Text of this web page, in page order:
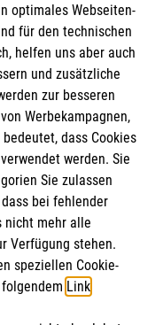
optimales Webseiten-
für den technischen
helfen uns aber auch
und zusätzliche
zur besseren
Werbekampagnen,
dass Cookies
werden. Sie
Sie zulassen
bei fehlender
nicht mehr alle
Verfügung stehen.
speziellen Cookie-
Link.